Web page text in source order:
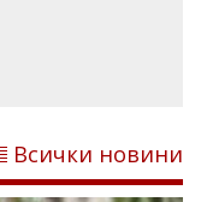
Всички новини